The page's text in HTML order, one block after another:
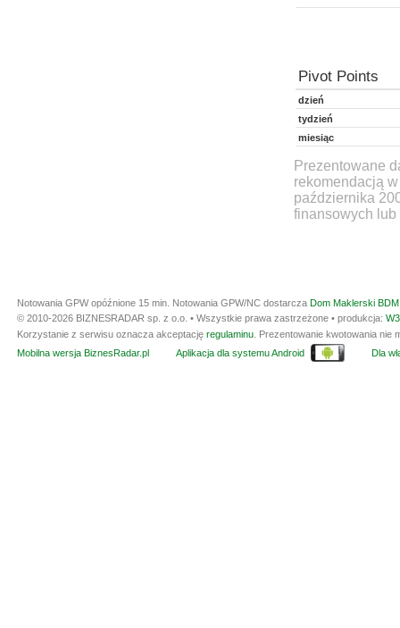
Pivot Points
dzień
tydzień
miesiąc
Prezentowane
rekomendacją
października
finansowych lub
Notowania GPW opóźnione 15 min. Notowania GPW/NC dostarcza Dom Maklerski
© 2010-2026 BIZNESRADAR sp. z o.o. • Wszystkie prawa zastrzeżone • produkcja:
Korzystanie z serwisu oznacza akceptację regulaminu . Prezentowanie kwotowania
Mobilna wersja BiznesRadar.pl
Aplikacja dla systemu Android Dla